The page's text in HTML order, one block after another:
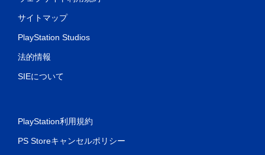
サイトマップ
PlayStation Studios
法的情報
SIEについて
PlayStation利用規約
PS Storeキャンセルポリシー